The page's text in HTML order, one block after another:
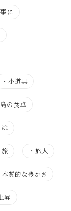
に
・ 小道具
島の食卓
は
旅 ・ 旅人
本質的な豊かさ
昇